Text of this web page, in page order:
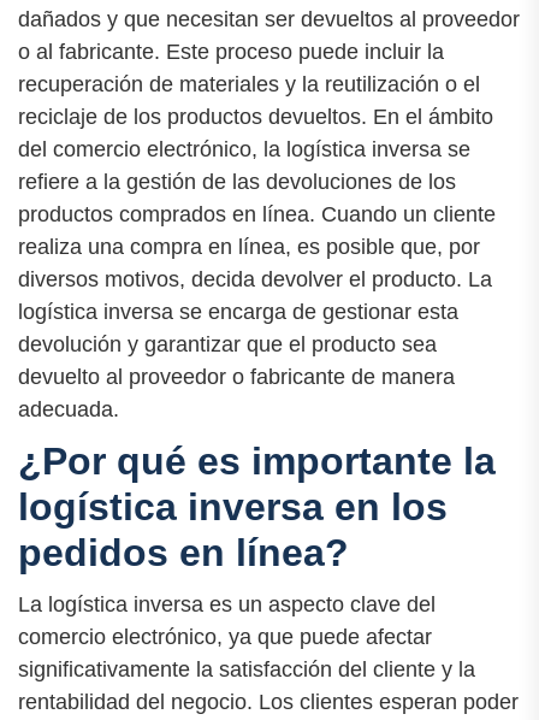
dañados y que necesitan ser devueltos al proveedor
o al fabricante. Este proceso puede incluir la
recuperación de materiales y la reutilización o el
reciclaje de los productos devueltos. En el ámbito
del comercio electrónico, la logística inversa se
refiere a la gestión de las devoluciones de los
productos comprados en línea. Cuando un cliente
realiza una compra en línea, es posible que, por
diversos motivos, decida devolver el producto. La
logística inversa se encarga de gestionar esta
devolución y garantizar que el producto sea
devuelto al proveedor o fabricante de manera
adecuada.
¿Por qué es importante la
logística inversa en los
pedidos en línea?
La logística inversa es un aspecto clave del
comercio electrónico, ya que puede afectar
significativamente la satisfacción del cliente y la
rentabilidad del negocio. Los clientes esperan poder